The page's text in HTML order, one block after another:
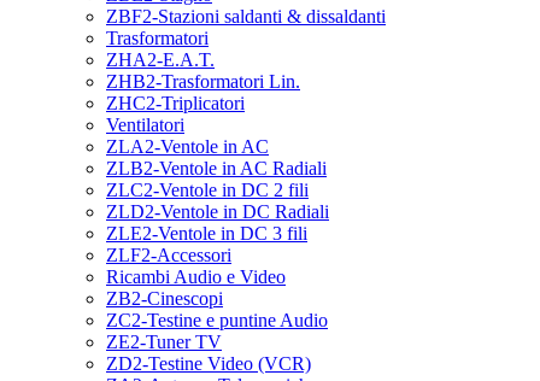
ZBF2-Stazioni saldanti & dissaldanti
Trasformatori
ZHA2-E.A.T.
ZHB2-Trasformatori Lin.
ZHC2-Triplicatori
Ventilatori
ZLA2-Ventole in AC
ZLB2-Ventole in AC Radiali
ZLC2-Ventole in DC 2 fili
ZLD2-Ventole in DC Radiali
ZLE2-Ventole in DC 3 fili
ZLF2-Accessori
Ricambi Audio e Video
ZB2-Cinescopi
ZC2-Testine e puntine Audio
ZE2-Tuner TV
ZD2-Testine Video (VCR)